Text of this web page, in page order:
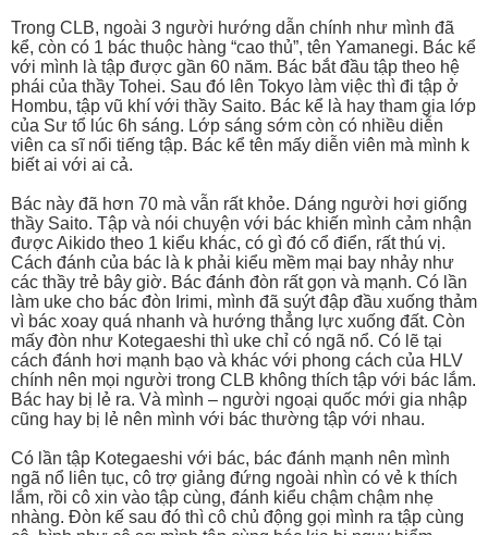
Trong CLB, ngoài 3 người hướng dẫn chính như mình đã
kể, còn có 1 bác thuộc hàng “cao thủ”, tên Yamanegi. Bác kể
với mình là tập được gần 60 năm. Bác bắt đầu tập theo hệ
phái của thầy Tohei. Sau đó lên Tokyo làm việc thì đi tập ở
Hombu, tập vũ khí với thầy Saito. Bác kể là hay tham gia lớp
của Sư tổ lúc 6h sáng. Lớp sáng sớm còn có nhiều diễn
viên ca sĩ nổi tiếng tập. Bác kể tên mấy diễn viên mà mình k
biết ai với ai cả.
Bác này đã hơn 70 mà vẫn rất khỏe. Dáng người hơi giống
thầy Saito. Tập và nói chuyện với bác khiến mình cảm nhận
được Aikido theo 1 kiểu khác, có gì đó cổ điển, rất thú vị.
Cách đánh của bác là k phải kiểu mềm mại bay nhảy như
các thầy trẻ bây giờ. Bác đánh đòn rất gọn và mạnh. Có lần
làm uke cho bác đòn Irimi, mình đã suýt đập đầu xuống thảm
vì bác xoay quá nhanh và hướng thẳng lực xuống đất. Còn
mấy đòn như Kotegaeshi thì uke chỉ có ngã nổ. Có lẽ tại
cách đánh hơi mạnh bạo và khác với phong cách của HLV
chính nên mọi người trong CLB không thích tập với bác lắm.
Bác hay bị lẻ ra. Và mình – người ngoại quốc mới gia nhập
cũng hay bị lẻ nên mình với bác thường tập với nhau.
Có lần tập Kotegaeshi với bác, bác đánh mạnh nên mình
ngã nổ liên tục, cô trợ giảng đứng ngoài nhìn có vẻ k thích
lắm, rồi cô xin vào tập cùng, đánh kiểu chậm chậm nhẹ
nhàng. Đòn kế sau đó thì cô chủ động gọi mình ra tập cùng